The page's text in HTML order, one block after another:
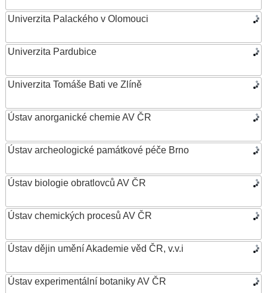
Univerzita Palackého v Olomouci
Univerzita Pardubice
Univerzita Tomáše Bati ve Zlíně
Ústav anorganické chemie AV ČR
Ústav archeologické památkové péče Brno
Ústav biologie obratlovců AV ČR
Ústav chemických procesů AV ČR
Ústav dějin umění Akademie věd ČR, v.v.i
Ústav experimentální botaniky AV ČR